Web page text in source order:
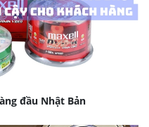
đầu Nhật Bản